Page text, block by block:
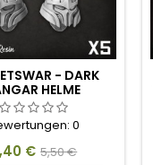
- DARK
HELME
0
€ Verkaufspreis
5,50 €